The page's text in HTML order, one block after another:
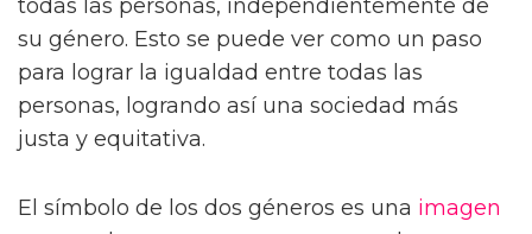
todas las personas, independientemente de
su género. Esto se puede ver como un paso
para lograr la igualdad entre todas las
personas, logrando así una sociedad más
justa y equitativa.
El símbolo de los dos géneros es una imagen